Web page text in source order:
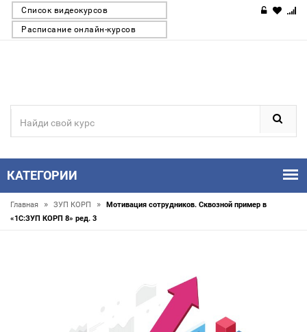
Список видеокурсов
Расписание онлайн-курсов
КАТЕГОРИИ
Главная » ЗУП КОРП »
Мотивация сотрудников. Сквозной пример в
«1С:ЗУП КОРП 8» ред. 3